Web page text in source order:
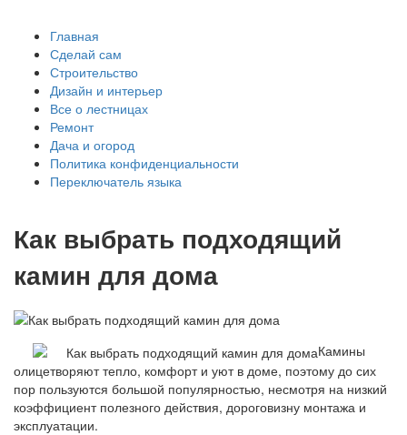
Главная
Сделай сам
Строительство
Дизайн и интерьер
Все о лестницах
Ремонт
Дача и огород
Политика конфиденциальности
Переключатель языка
Как выбрать подходящий
камин для дома
Камины
олицетворяют тепло, комфорт и уют в доме, поэтому до сих
пор пользуются большой популярностью, несмотря на низкий
коэффициент полезного действия, дороговизну монтажа и
эксплуатации.